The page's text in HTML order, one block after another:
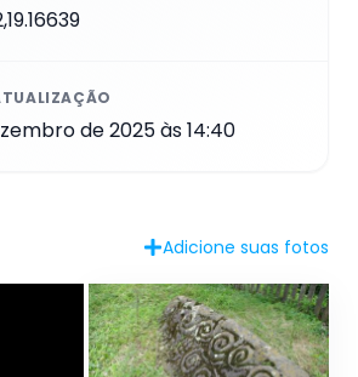
de 2025 às 14:40
Adicione suas fotos